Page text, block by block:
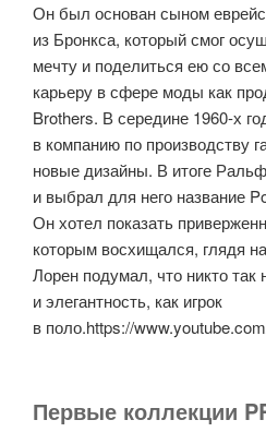
Он был основан сыном
из Бронкса, который смог
мечту и поделиться ею со
карьеру в сфере моды как
Brothers. В середине 1960-х
в компанию по производству
новые дизайны. В итоге
и выбрал для него название
Он хотел показать
которым восхищался, глядя
Лорен подумал, что никто так
и элегантность, как игрок
в поло.https://
Первые коллекции